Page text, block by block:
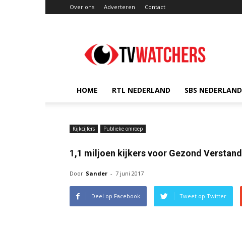
Over ons Adverteren Contact
HOME RTL NEDERLAND SBS NEDERLAND
Kijkcijfers Publieke omroep
1,1 miljoen kijkers voor Gezond Verstand
Door Sander - 7 juni 2017
Deel op Facebook Tweet op Twitter